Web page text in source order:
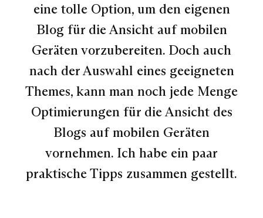
eine tolle Option, um den eigenen
Blog für die Ansicht auf mobilen
Geräten vorzubereiten. Doch auch
nach der Auswahl eines geeigneten
Themes, kann man noch jede Menge
Optimierungen für die Ansicht des
Blogs auf mobilen Geräten
vornehmen. Ich habe ein paar
praktische Tipps zusammen gestellt.